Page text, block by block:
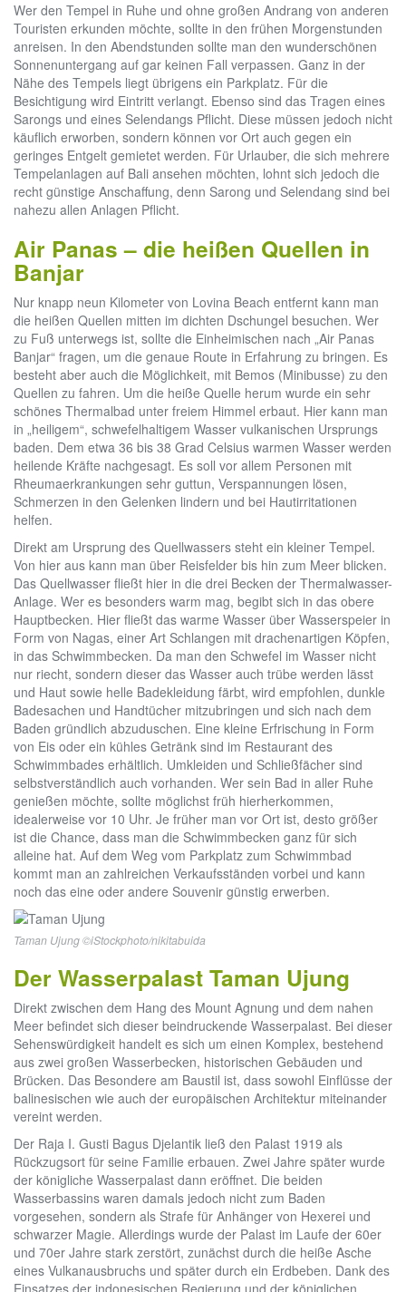
Wer den Tempel in Ruhe und ohne großen Andrang von anderen
Touristen erkunden möchte, sollte in den frühen Morgenstunden
anreisen. In den Abendstunden sollte man den wunderschönen
Sonnenuntergang auf gar keinen Fall verpassen. Ganz in der
Nähe des Tempels liegt übrigens ein Parkplatz. Für die
Besichtigung wird Eintritt verlangt. Ebenso sind das Tragen eines
Sarongs und eines Selendangs Pflicht. Diese müssen jedoch nicht
käuflich erworben, sondern können vor Ort auch gegen ein
geringes Entgelt gemietet werden. Für Urlauber, die sich mehrere
Tempelanlagen auf Bali ansehen möchten, lohnt sich jedoch die
recht günstige Anschaffung, denn Sarong und Selendang sind bei
nahezu allen Anlagen Pflicht.
Air Panas – die heißen Quellen in
Banjar
Nur knapp neun Kilometer von Lovina Beach entfernt kann man
die heißen Quellen mitten im dichten Dschungel besuchen. Wer
zu Fuß unterwegs ist, sollte die Einheimischen nach „Air Panas
Banjar“ fragen, um die genaue Route in Erfahrung zu bringen. Es
besteht aber auch die Möglichkeit, mit Bemos (Minibusse) zu den
Quellen zu fahren. Um die heiße Quelle herum wurde ein sehr
schönes Thermalbad unter freiem Himmel erbaut. Hier kann man
in „heiligem“, schwefelhaltigem Wasser vulkanischen Ursprungs
baden. Dem etwa 36 bis 38 Grad Celsius warmen Wasser werden
heilende Kräfte nachgesagt. Es soll vor allem Personen mit
Rheumaerkrankungen sehr guttun, Verspannungen lösen,
Schmerzen in den Gelenken lindern und bei Hautirritationen
helfen.
Direkt am Ursprung des Quellwassers steht ein kleiner Tempel.
Von hier aus kann man über Reisfelder bis hin zum Meer blicken.
Das Quellwasser fließt hier in die drei Becken der Thermalwasser-
Anlage. Wer es besonders warm mag, begibt sich in das obere
Hauptbecken. Hier fließt das warme Wasser über Wasserspeier in
Form von Nagas, einer Art Schlangen mit drachenartigen Köpfen,
in das Schwimmbecken. Da man den Schwefel im Wasser nicht
nur riecht, sondern dieser das Wasser auch trübe werden lässt
und Haut sowie helle Badekleidung färbt, wird empfohlen, dunkle
Badesachen und Handtücher mitzubringen und sich nach dem
Baden gründlich abzuduschen. Eine kleine Erfrischung in Form
von Eis oder ein kühles Getränk sind im Restaurant des
Schwimmbades erhältlich. Umkleiden und Schließfächer sind
selbstverständlich auch vorhanden. Wer sein Bad in aller Ruhe
genießen möchte, sollte möglichst früh hierherkommen,
idealerweise vor 10 Uhr. Je früher man vor Ort ist, desto größer
ist die Chance, dass man die Schwimmbecken ganz für sich
alleine hat. Auf dem Weg vom Parkplatz zum Schwimmbad
kommt man an zahlreichen Verkaufsständen vorbei und kann
noch das eine oder andere Souvenir günstig erwerben.
Taman Ujung ©iStockphoto/nikitabuida
Der Wasserpalast Taman Ujung
Direkt zwischen dem Hang des Mount Agnung und dem nahen
Meer befindet sich dieser beindruckende Wasserpalast. Bei dieser
Sehenswürdigkeit handelt es sich um einen Komplex, bestehend
aus zwei großen Wasserbecken, historischen Gebäuden und
Brücken. Das Besondere am Baustil ist, dass sowohl Einflüsse der
balinesischen wie auch der europäischen Architektur miteinander
vereint werden.
Der Raja I. Gusti Bagus Djelantik ließ den Palast 1919 als
Rückzugsort für seine Familie erbauen. Zwei Jahre später wurde
der königliche Wasserpalast dann eröffnet. Die beiden
Wasserbassins waren damals jedoch nicht zum Baden
vorgesehen, sondern als Strafe für Anhänger von Hexerei und
schwarzer Magie. Allerdings wurde der Palast im Laufe der 60er
und 70er Jahre stark zerstört, zunächst durch die heiße Asche
eines Vulkanausbruchs und später durch ein Erdbeben. Dank des
Einsatzes der indonesischen Regierung und der königlichen